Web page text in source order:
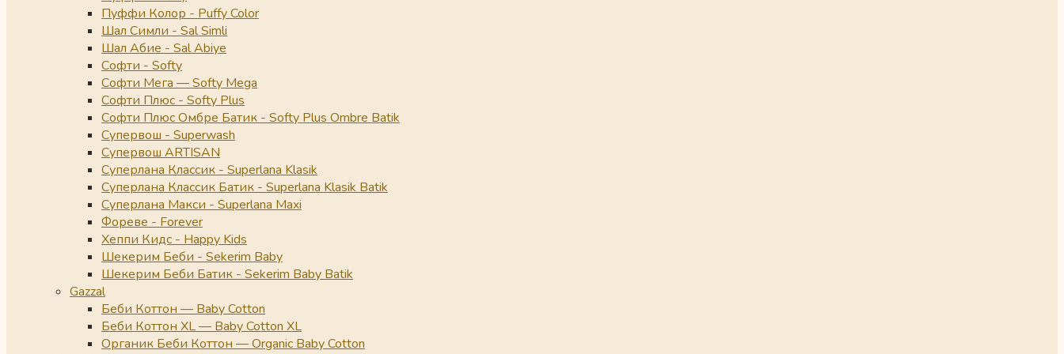
Пуффи Колор - Puffy Color
Шал Симли - Sal Simli
Шал Абие - Sal Abiye
Софти - Softy
Софти Мега — Softy Mega
Софти Плюс - Softy Plus
Софти Плюс Омбре Батик - Softy Plus Ombre Batik
Супервош - Superwash
Супервош ARTISAN
Суперлана Классик - Superlana Klasik
Суперлана Классик Батик - Superlana Klasik Batik
Суперлана Макси - Superlana Maxi
Фореве - Forever
Хеппи Кидс - Happy Kids
Шекерим Беби - Sekerim Baby
Шекерим Беби Батик - Sekerim Baby Batik
Gazzal
Беби Коттон — Baby Cotton
Беби Коттон XL — Baby Cotton XL
Органик Беби Коттон — Organic Baby Cotton